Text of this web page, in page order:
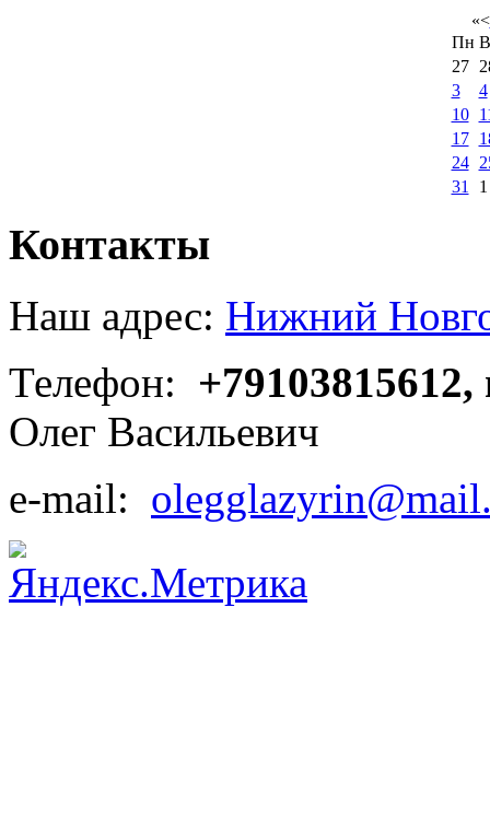
«<
Пн
27
3
4
10
17
24
31
1
Контакты
Наш адрес: Нижний
Телефон:
Олег Васильевич
e-mail: